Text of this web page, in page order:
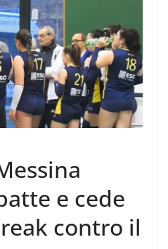
e cede
contro il